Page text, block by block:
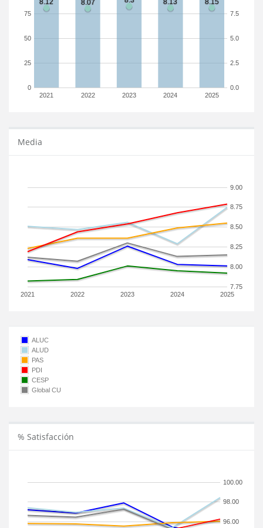
2021 2022 2023 2024 2025
0
25
50
75
0.0
2.5
5.0
7.5
Media
2021 2022 2023 2024 2025
7.75
8.00
8.25
8.50
8.75
9.00
ALUC
ALUD
PAS
PDI
CESP
Global CU
% Satisfacción
96.00
98.00
100.00